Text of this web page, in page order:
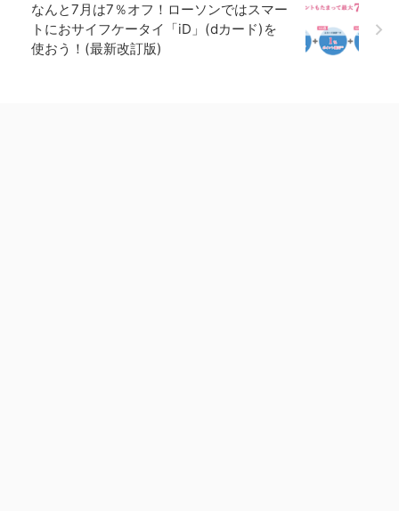
なんと7月は7％オフ！ローソンではスマー
トにおサイフケータイ「iD」(dカード)を
使おう！(最新改訂版)